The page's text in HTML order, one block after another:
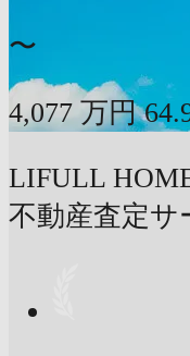
〜
4,077 万円
LIFULL
不動産査定サ